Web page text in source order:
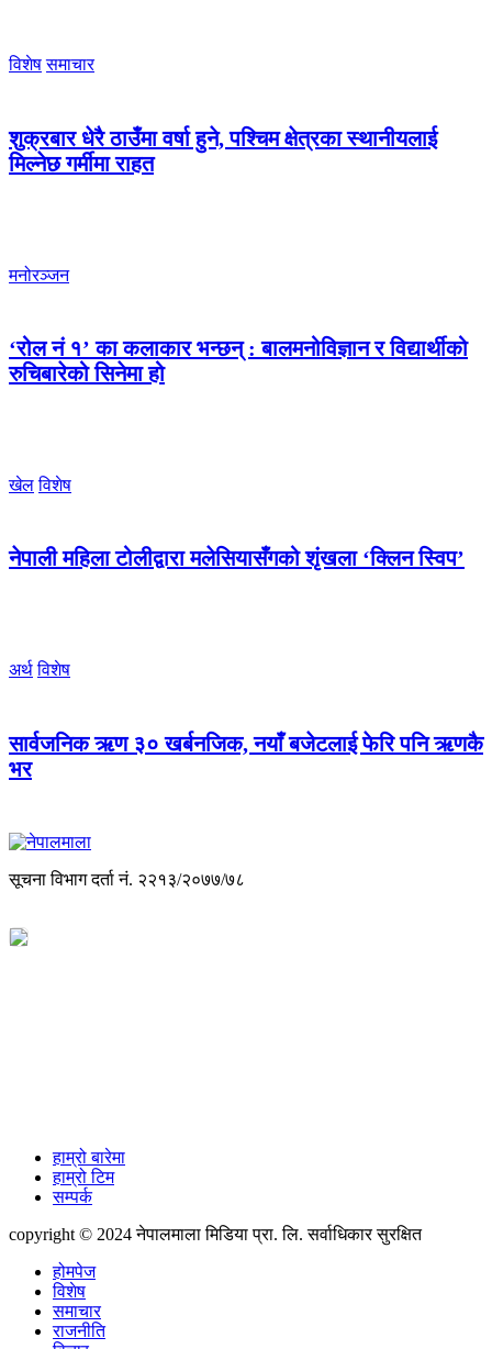
विशेष समाचार
शुक्रबार धेरै ठाउँमा वर्षा हुने, पश्चिम क्षेत्रका स्थानीयलाई
मिल्नेछ गर्मीमा राहत
मनोरञ्जन
‘रोल नं १’ का कलाकार भन्छन् : बालमनोविज्ञान र विद्यार्थीको
रुचिबारेको सिनेमा हो
खेल विशेष
नेपाली महिला टोलीद्वारा मलेसियासँगको शृंखला ‘क्लिन स्विप’
अर्थ विशेष
सार्वजनिक ऋण ३० खर्बनजिक, नयाँ बजेटलाई फेरि पनि ऋणकै
भर
सूचना विभाग दर्ता नं. २२१३/२०७७/७८
हाम्रो बारेमा
हाम्रो टिम
सम्पर्क
copyright © 2024 नेपालमाला मिडिया प्रा. लि. सर्वाधिकार सुरक्षित
होमपेज
विशेष
समाचार
राजनीति